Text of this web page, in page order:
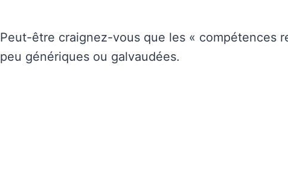
Peut-être craignez-vous que les « compétences
peu génériques ou galvaudées.